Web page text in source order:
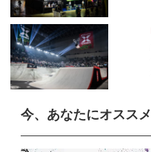
今、あなたにオススメ